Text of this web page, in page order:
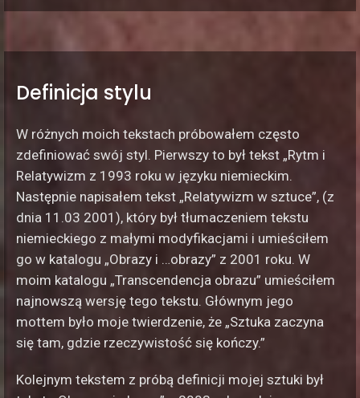
Definicja stylu
W różnych moich tekstach próbowałem często
zdefiniować swój styl. Pierwszy to był tekst „Rytm i
Relatywizm z 1993 roku w języku niemieckim.
Następnie napisałem tekst „Relatywizm w sztuce”, (z
dnia 11.03 2001), który był tłumaczeniem tekstu
niemieckiego z małymi modyfikacjami i umieściłem
go w katalogu „Obrazy i …obrazy” z 2001 roku. W
moim katalogu „Transcendencja obrazu” umieściłem
najnowszą wersję tego tekstu. Głównym jego
mottem było moje twierdzenie, że „Sztuka zaczyna
się tam, gdzie rzeczywistość się kończy.”
Kolejnym tekstem z próbą definicji mojej sztuki był